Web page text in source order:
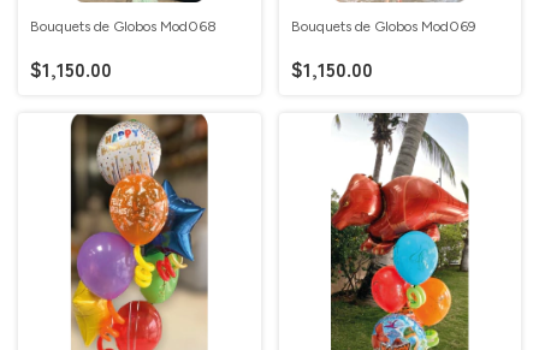
Bouquets de Globos Mod068
$1,150.00
Bouquets de Globos Mod069
$1,150.00